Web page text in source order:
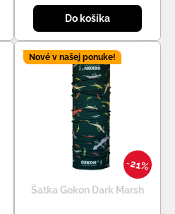
Do košíka
21%
Nové v našej ponuke!
Šatka Gekon Dark Marsh